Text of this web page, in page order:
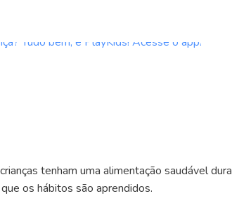
tenham uma alimentação saudável
os hábitos são aprendidos.